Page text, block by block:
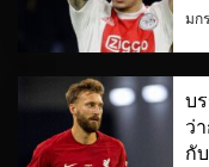
มก
บ
ว่
กั